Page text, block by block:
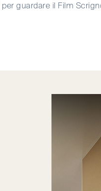
guardare il Film